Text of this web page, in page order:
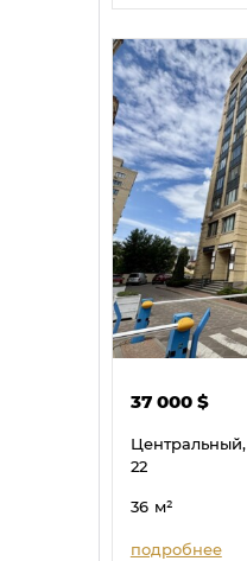
37 000 $
Центральный,
22
36 м²
подробнее